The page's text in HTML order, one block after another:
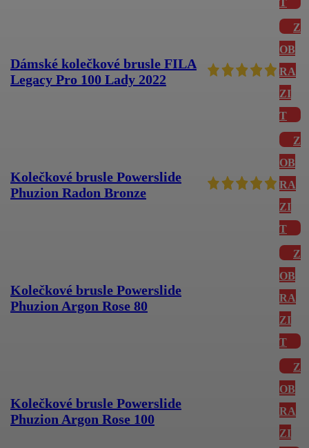
Dámské kolečkové brusle FILA
Legacy Pro 100 Lady 2022
Z
OB
RA
ZI
T
Kolečkové brusle Powerslide
Phuzion Radon Bronze
Z
OB
RA
ZI
T
Kolečkové brusle Powerslide
Phuzion Argon Rose 80
Z
OB
RA
ZI
T
Kolečkové brusle Powerslide
Phuzion Argon Rose 100
Z
OB
RA
ZI